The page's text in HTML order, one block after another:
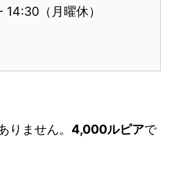
14:30（月曜休）
りません。 4,000ルピアで